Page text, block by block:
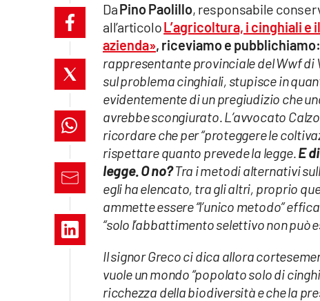
DaPino Paolillo, responsabile
all’articoloL’agricoltura, i cinghiali e
azienda», riceviamo e pubblichiamo:
rappresentante provinciale del Wwf di
sul problema cinghiali, stupisce in
evidentemente di un pregiudizio che
avrebbe scongiurato. L’avvocato
ricordare che per “proteggere le
rispettare quanto prevede la legge.E
legge. O no?Tra i metodi alternativi
egli ha elencato, tra gli altri, proprio
ammette essere “l’unico metodo”
“solo l’abbattimento selettivo non può
Il signor Greco ci dica allora
vuole un mondo “popolato solo di
ricchezza della biodiversità e che la